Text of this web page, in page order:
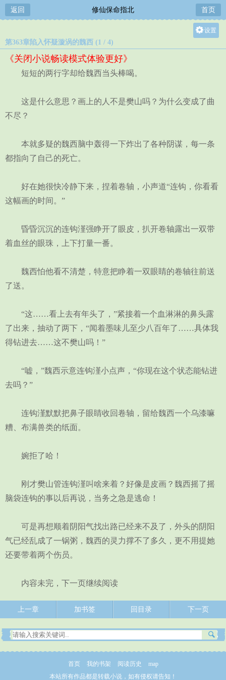
返回 修仙保命指北 首页
设置
第363章陷入怀疑漩涡的魏西 (1 / 4)
《关闭小说畅读模式体验更好》
短短的两行字却给魏西当头棒喝。
这是什么意思？画上的人不是樊山吗？为什么变成了曲
不尽？
本就多疑的魏西脑中轰得一下炸出了各种阴谋，每一条
都指向了自己的死亡。
好在她很快冷静下来，捏着卷轴，小声道“连钩，你看看
这幅画的时间。”
昏昏沉沉的连钩漌强睁开了眼皮，扒开卷轴露出一双带
着血丝的眼珠，上下打量一番。
魏西怕他看不清楚，特意把睁着一双眼睛的卷轴往前送
了送。
“这……看上去有年头了，”紧接着一个血淋淋的鼻头露
了出来，抽动了两下，“闻着墨味儿至少八百年了……具体我
得钻进去……这不樊山吗！”
“嘘，”魏西示意连钩漌小点声，“你现在这个状态能钻进
去吗？”
连钩漌默默把鼻子眼睛收回卷轴，留给魏西一个乌漆嘛
糟、布满兽类的纸面。
婉拒了哈！
刚才樊山管连钩漌叫啥来着？好像是皮画？魏西摇了摇
脑袋连钩的事以后再说，当务之急是逃命！
可是再想顺着阴阳气找出路已经来不及了，外头的阴阳
气已经乱成了一锅粥，魏西的灵力撑不了多久，更不用提她
还要带着两个伤员。
内容未完，下一页继续阅读
上一章 加书签 回目录 下一页
首页 我的书架 阅读历史
map
本站所有作品都是转载小说，如有侵权请告知！